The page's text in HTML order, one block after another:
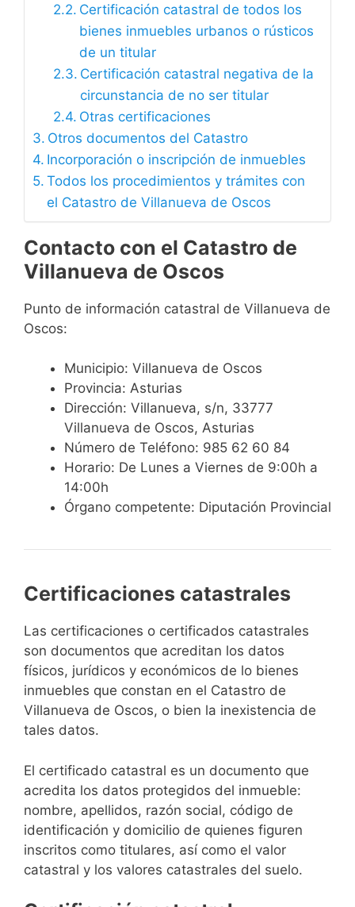
Certificación catastral de todos los
bienes inmuebles urbanos o rústicos
de un titular
Certificación catastral negativa de la
circunstancia de no ser titular
Otras certificaciones
Otros documentos del Catastro
Incorporación o inscripción de inmuebles
Todos los procedimientos y trámites con
el Catastro de Villanueva de Oscos
Contacto con el Catastro de
Villanueva de Oscos
Punto de información catastral de Villanueva de
Oscos:
Municipio: Villanueva de Oscos
Provincia: Asturias
Dirección: Villanueva, s/n, 33777
Villanueva de Oscos, Asturias
Número de Teléfono: 985 62 60 84
Horario: De Lunes a Viernes de 9:00h a
14:00h
Órgano competente: Diputación Provincial
Certificaciones catastrales
Las certificaciones o certificados catastrales
son documentos que acreditan los datos
físicos, jurídicos y económicos de lo bienes
inmuebles que constan en el Catastro de
Villanueva de Oscos, o bien la inexistencia de
tales datos.
El certificado catastral es un documento que
acredita los datos protegidos del inmueble:
nombre, apellidos, razón social, código de
identificación y domicilio de quienes figuren
inscritos como titulares, así como el valor
catastral y los valores catastrales del suelo.